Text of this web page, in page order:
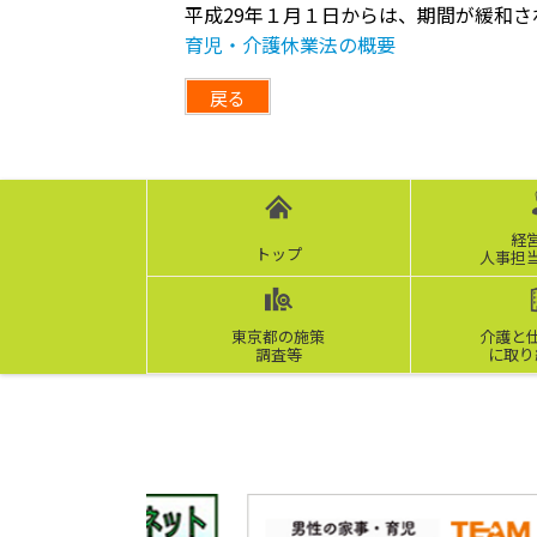
平成29年１月１日からは、期間が緩和
育児・介護休業法の概要
戻る
トップ
経
人事担
東京都の施策
調査等
介護と
に取